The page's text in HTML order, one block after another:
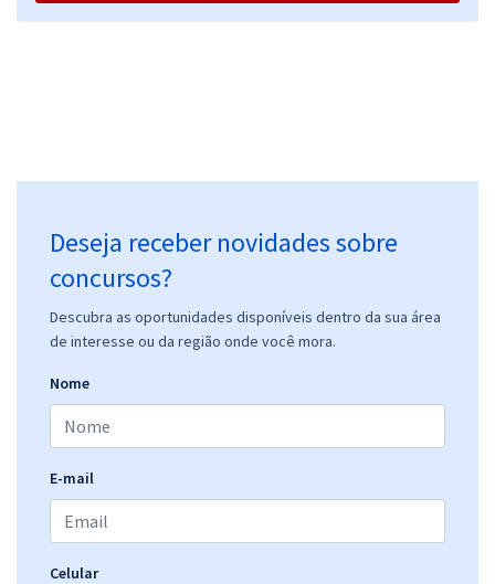
Deseja receber novidades sobre
concursos?
Descubra as oportunidades disponíveis dentro da sua área
de interesse ou da região onde você mora.
Nome
E-mail
Celular